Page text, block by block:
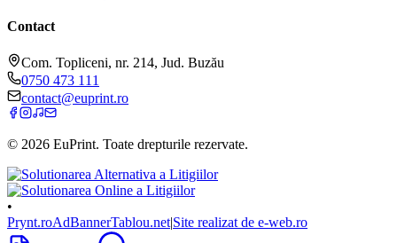
Contact
Com. Topliceni, nr. 214, Jud. Buzău
0750 473 111
contact@euprint.ro
© 2026 EuPrint. Toate drepturile rezervate.
•
Prynt.roAdBannerTablou.net|Site realizat de e-web.ro